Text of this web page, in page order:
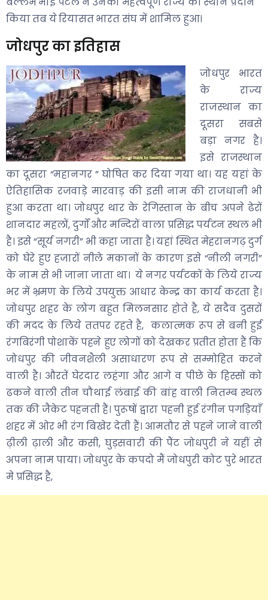
किया तब ये रियासत भारत संघ में शामिल हुआ।
जोधपुर का इतिहास
जोधपुर भारत
के राज्य
राजस्थान का
दूसरा सबसे
बड़ा नगर है।
इसे राजस्थान
का दूसरा “महानगर ” घोषित कर दिया गया था। यह यहां के
ऐतिहासिक रजवाड़े मारवाड़ की इसी नाम की राजधानी भी
हुआ करता था। जोधपुर थार के रेगिस्तान के बीच अपने ढेरों
शानदार महलों, दुर्गों और मन्दिरों वाला प्रसिद्ध पर्यटन स्थल भी
है। इसे “सूर्य नगरी” भी कहा जाता है। यहां स्थित मेहरानगढ़ दुर्ग
को घेरे हुए हजारों नीले मकानों के कारण इसे “नीली नगरी”
के नाम से भी जाना जाता था। ये नगर पर्यटकों के लिये राज्य
भर में भ्रमण के लिये उपयुक्त आधार केन्द्र का कार्य करता है।
जोधपुर शहर के लोग बहुत मिलनसार होते है, ये सदैव दुसरों
की मदद के लिये ततपर रहते है, कलात्मक रूप से बनी हुई
रंगबिरंगी पोशाकें पहने हुए लोगों को देखकर प्रतीत होता हैं कि
जोधपुर की जीवनशैली असाधारण रूप से सम्मोहित करने
वाली है। औरतें घेरदार लहंगा और आगे व पीछे के हिस्सों को
ढकने वाली तीन चौथाई लंबाई की बांह वाली नितम्ब स्थल
तक की जैकेट पहनती हैं। पुरूषों द्वारा पहनी हुई रंगीन पगड़ियाँ
शहर में ओर भी रंग बिखेर देती हैं। आमतौर से पहने जाने वाली
ढ़ीली ढ़ाली और कसी, घुड़सवारी की पैंट जोधपुरी ने यहीं से
अपना नाम पाया। जोधपुर के कपदो मैं जोधपुरी कोट पुरे भारत
मे प्रसिद्ध है,